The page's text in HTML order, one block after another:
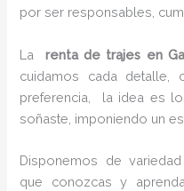
por ser responsables,
La renta de trajes en
cuidamos cada detalle,
preferencia, la idea es
soñaste, imponiendo un
Disponemos de
que conozcas y